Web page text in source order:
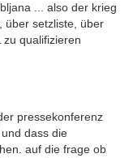
... also der krieg
über setzliste, über
zu qualifizieren
pressekonferenz
dass die
auf die frage ob